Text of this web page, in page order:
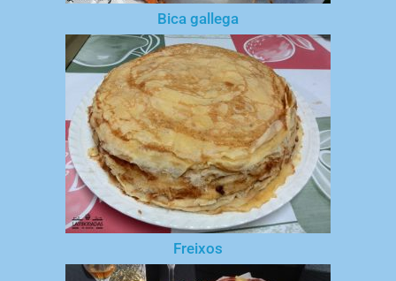
Bica gallega
Freixos